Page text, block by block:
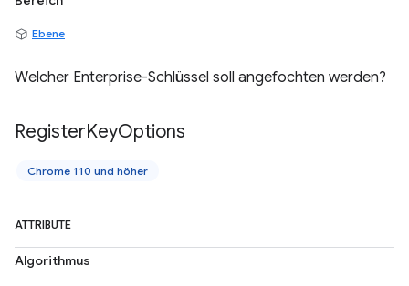
Ebene
Welcher Enterprise-Schlüssel soll angefochten werden?
RegisterKeyOptions
Chrome 110 und höher
ATTRIBUTE
Algorithmus